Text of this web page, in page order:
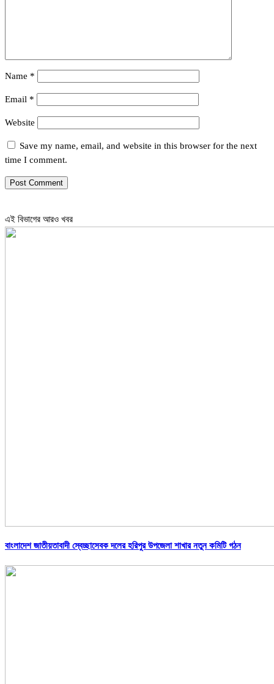
Name *
Email *
Website
Save my name, email, and website in this browser for the next
time I comment.
এই বিভাগের আরও খবর
বাংলাদেশ জাতীয়তাবাদী স্বেচ্ছাসেবক দলের হরিপুর উপজেলা শাখার নতুন কমিটি গঠন